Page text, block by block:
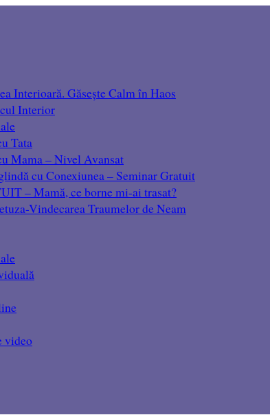
Interioară. Găsește Calm în Haos
Interior
Tata
Mama – Nivel Avansat
cu Conexiunea – Seminar Gratuit
– Mamă, ce borne mi-ai trasat?
Vindecarea Traumelor de Neam
video